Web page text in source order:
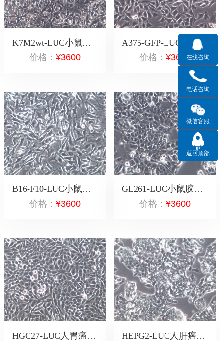
K7M2wt-LUC小鼠骨肉瘤成骨细胞-荧光素酶标记
价格：¥3600
A375-GFP-LUC人恶性黑色素瘤细胞-绿色+荧光素酶双标记
价格： ¥3600
B16-F10-LUC小鼠皮肤黑色素瘤细胞-荧光素酶标记
价格：¥3600
GL261-LUC小鼠胶质瘤细胞-荧光素酶标记
价格： ¥3600
HGC27-LUC人胃癌细胞-荧光素酶标记
HEPG2-LUC人肝癌细胞-荧光素酶标记
在线咨询
电话咨询
微信客服
返回顶部